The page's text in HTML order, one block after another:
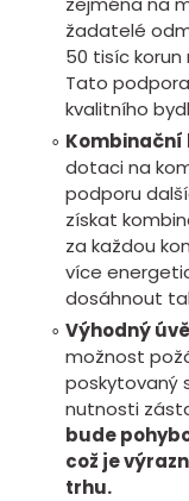
žadatelé
50 tisíc
Tato
kvalitního
Kombinační
dotaci na
podporu
získat
za každou
více
dosáhnout
Výhodný
možnost
poskytovaný
nutnosti
bude
což je
trhu.